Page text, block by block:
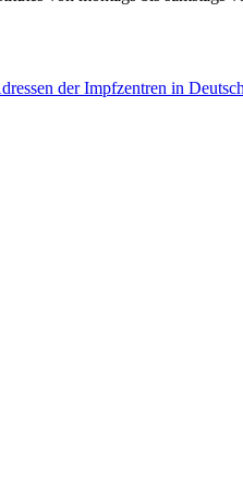
der Impfzentren in